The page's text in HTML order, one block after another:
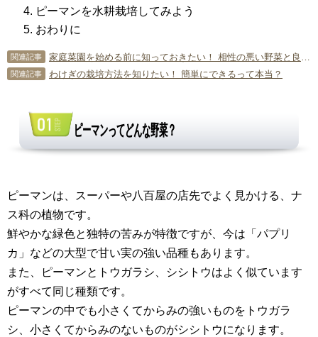
ピーマンを水耕栽培してみよう
おわりに
関連記事
関連記事 わけぎの栽培方法を知りたい！ 簡単にできるって本当？
ピーマンってどんな野菜？
ピーマンは、スーパーや八百屋の店先でよく見かける、ナ
ス科の植物です。
鮮やかな緑色と独特の苦みが特徴ですが、今は「パプリ
カ」などの大型で甘い実の強い品種もあります。
また、ピーマンとトウガラシ、シシトウはよく似ています
がすべて同じ種類です。
ピーマンの中でも小さくてからみの強いものをトウガラ
シ、小さくてからみのないものがシシトウになります。